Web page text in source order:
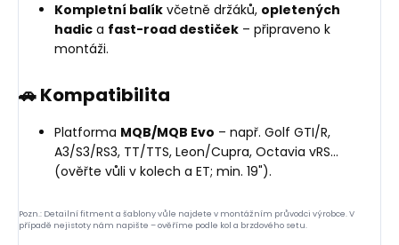
Kompletní balík včetně držáků, opletených
hadic a fast-road destiček – připraveno k
montáži.
🚗 Kompatibilita
Platforma MQB/MQB Evo – např. Golf GTI/R,
A3/S3/RS3, TT/TTS, Leon/Cupra, Octavia vRS…
(ověřte vůli v kolech a ET; min. 19").
Pozn.: Detailní fitment a šablony vůle najdete v montážním průvodci výrobce. V
případě nejistoty nám napište – ověříme podle kol a brzdového setu.